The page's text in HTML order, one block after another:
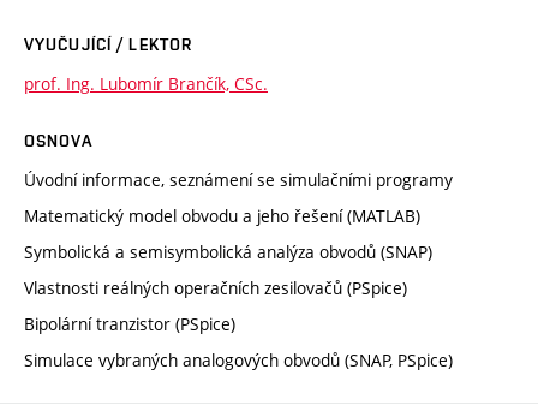
VYUČUJÍCÍ / LEKTOR
prof. Ing. Lubomír Brančík, CSc.
OSNOVA
Úvodní informace, seznámení se simulačními programy
Matematický model obvodu a jeho řešení (MATLAB)
Symbolická a semisymbolická analýza obvodů (SNAP)
Vlastnosti reálných operačních zesilovačů (PSpice)
Bipolární tranzistor (PSpice)
Simulace vybraných analogových obvodů (SNAP, PSpice)